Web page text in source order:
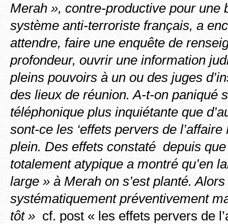
Merah », contre-productive pour une
système anti-terroriste français, a
attendre, faire une enquête de
profondeur, ouvrir une information
pleins pouvoirs à un ou des juges
des lieux de réunion. A-t-on paniqué
téléphonique plus inquiétante que
sont-ce les ‘effets pervers de
plein. Des effets constaté depuis
totalement atypique a montré qu’en
large » à Merah on s’est planté.
systématiquement préventivement
tôt » cf. post « les effets pervers de